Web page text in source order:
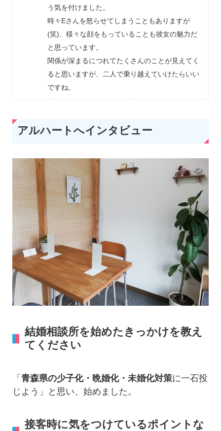
う気を付けました。
時々Eさんを怒らせてしまうこともありますが
(笑)、様々な顔をもっていることも彼女の魅力だ
と思っています。
関係が深まるにつれてたくさんのことが見えてく
ると思いますが、二人で乗り越えていけたらいい
ですね。
アルハートへインタビュー
結婚相談所を始めたきっかけを教え
てください
「青森県の少子化・晩婚化・未婚化対策に一石投
じよう」と思い、始めました。
接客時に気をつけているポイントな